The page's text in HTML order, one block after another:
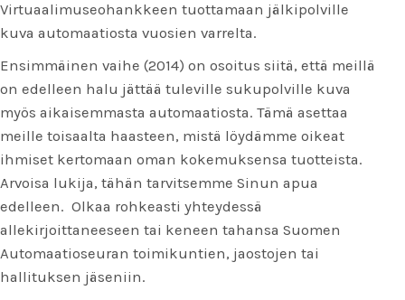
Virtuaalimuseohankkeen tuottamaan jälkipolville
kuva automaatiosta vuosien varrelta.
Ensimmäinen vaihe (2014) on osoitus siitä, että meillä
on edelleen halu jättää tuleville sukupolville kuva
myös aikaisemmasta automaatiosta. Tämä asettaa
meille toisaalta haasteen, mistä löydämme oikeat
ihmiset kertomaan oman kokemuksensa tuotteista.
Arvoisa lukija, tähän tarvitsemme Sinun apua
edelleen. Olkaa rohkeasti yhteydessä
allekirjoittaneeseen tai keneen tahansa Suomen
Automaatioseuran toimikuntien, jaostojen tai
hallituksen jäseniin.